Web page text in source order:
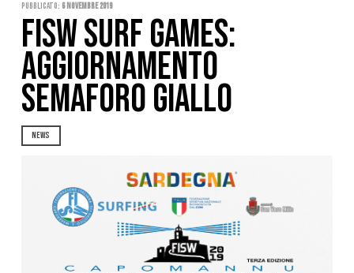
Pubblicato: 6 Novembre 2019
FISW SURF GAMES:
AGGIORNAMENTO
SEMAFORO GIALLO
NEWS